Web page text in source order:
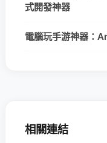
式開發神器
電腦玩手游神器：
相關連結